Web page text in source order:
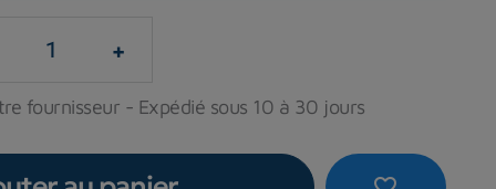
+
fournisseur - Expédié sous 10 à 30 jours